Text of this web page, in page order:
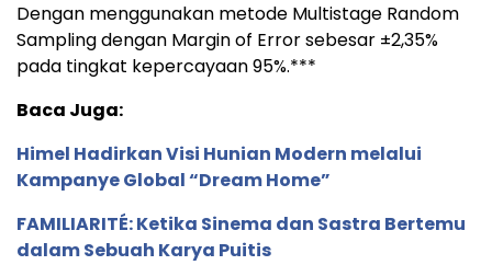
Dengan menggunakan metode Multistage Random
Sampling dengan Margin of Error sebesar ±2,35%
pada tingkat kepercayaan 95%.***
Baca Juga:
Himel Hadirkan Visi Hunian Modern melalui
Kampanye Global “Dream Home”
FAMILIARITÉ: Ketika Sinema dan Sastra Bertemu
dalam Sebuah Karya Puitis